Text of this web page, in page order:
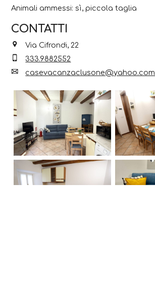
Animali ammessi: sì, piccola taglia
CONTATTI
Via Cifrondi, 22
333.9882552
casevacanzaclusone@yahoo.com